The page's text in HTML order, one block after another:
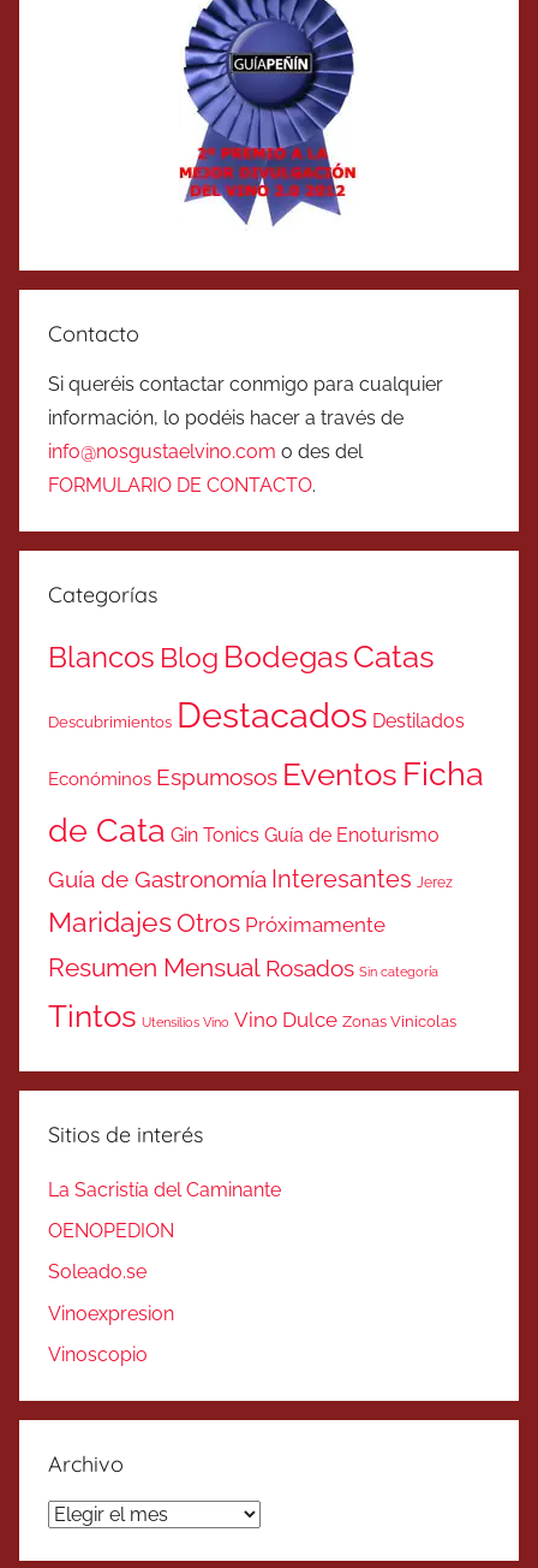
Contacto
Si queréis contactar conmigo para cualquier
información, lo podéis hacer a través de
info@nosgustaelvino.com o des del
FORMULARIO DE CONTACTO.
Categorías
Blancos Blog BodegasCatas
Descubrimientos Destacados Destilados
Económinos Espumosos Eventos Ficha
de Cata Gin Tonics Guía de Enoturismo
Guía de Gastronomía Interesantes Jerez
MaridajesOtros Próximamente
Resumen Mensual Rosados Sin categoría
Tintos Utensilios Vino Vino Dulce Zonas Vinicolas
Sitios de interés
La Sacristía del Caminante
OENOPEDION
Soleado.se
Vinoexpresion
Vinoscopio
Archivo
Archivo